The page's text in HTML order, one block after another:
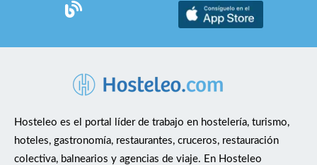
Hosteleo es el portal líder de trabajo en hostelería, turismo,
hoteles, gastronomía, restaurantes, cruceros, restauración
colectiva, balnearios y agencias de viaje. En Hosteleo